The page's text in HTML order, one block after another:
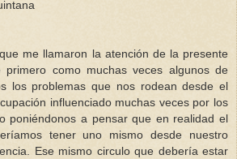
me llamaron la atención de la presente
primero como muchas veces algunos de
los problemas que nos rodean desde el
influenciado muchas veces por los
poniéndonos a pensar que en realidad el
tener uno mismo desde nuestro
Ese mismo circulo que debería estar